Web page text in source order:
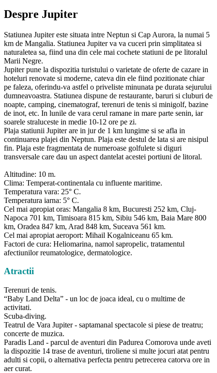
Despre Jupiter
Statiunea Jupiter este situata intre Neptun si Cap Aurora, la numai 5
km de Mangalia. Statiunea Jupiter va va cuceri prin simplitatea si
naturaletea sa, fiind una din cele mai cochete statiuni de pe litoralul
Marii Negre.
Jupiter pune la dispozitia turistului o varietate de oferte de cazare in
hoteluri renovate si moderne, cateva din ele fiind pozitionate chiar
pe faleza, oferindu-va astfel o priveliste minunata pe durata sejurului
dumneavoastra. Statiunea dispune de restaurante, baruri si cluburi de
noapte, camping, cinematograf, terenuri de tenis si minigolf, bazine
de inot, etc. In lunile de vara cerul ramane in mare parte senin, iar
soarele straluceste in medie 10-12 ore pe zi.
Plaja statiunii Jupiter are in jur de 1 km lungime si se afla in
continuarea plajei din Neptun. Plaja este destul de lata si are nisipul
fin. Plaja este fragmentata de numeroase golfulete si diguri
transversale care dau un aspect dantelat acestei portiuni de litoral.
Altitudine: 10 m.
Clima: Temperat-continentala cu influente maritime.
Temperatura vara: 25° C.
Temperatura iarna: 5° C.
Cel mai apropiat oras: Mangalia 8 km, Bucuresti 252 km, Cluj-
Napoca 701 km, Timisoara 815 km, Sibiu 546 km, Baia Mare 800
km, Oradea 847 km, Arad 848 km, Suceava 561 km.
Cel mai apropiat aeroport: Mihail Kogalniceanu 65 km.
Factori de cura: Heliomarina, namol sapropelic, tratamentul
afectiunilor reumatologice, dermatologice.
Atractii
Terenuri de tenis.
“Baby Land Delta” - un loc de joaca ideal, cu o multime de
activitati.
Scuba-diving.
Teatrul de Vara Jupiter - saptamanal spectacole si piese de treatru;
concerte de muzica.
Paradis Land - parcul de aventuri din Padurea Comorova unde aveti
la dispozitie 14 trase de aventuri, tiroliene si multe jocuri atat pentru
adulti si copii, o alternativa perfecta pentru petrecerea catorva ore in
aer curat.